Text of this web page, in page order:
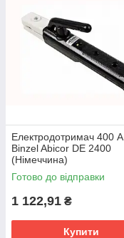
Електродотримач 400 А
Binzel Abicor DE 2400
(Німеччина)
Готово до відправки
1 122,91 ₴
Купити